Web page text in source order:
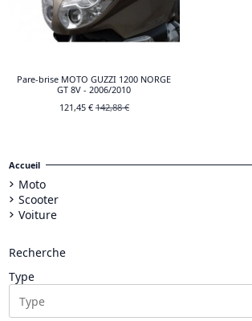
Pare-brise MOTO GUZZI 1200 NORGE
GT 8V - 2006/2010
121,45 €142,88 €
Accueil
Moto
Scooter
Voiture
Recherche
Type